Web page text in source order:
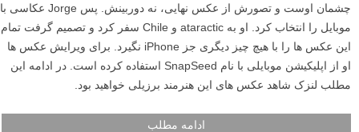
چشمان اوست و تصورش از عکس نهایی، نه دوربینش. پس Jorge عکاسی با
موبایل را انتخاب کرد. او به ataractic و Chile سفر کرد و تصمیم گرفت تمام
این عکس ها را با هیچ چیز دیگری جز iPhone نگیرد. برای ویرایش عکس ها
او از اپلیکیشن موبایلی با نام SnapSeed استفاده کرده است. در ادامه این
مطلب لنزک شاهد عکس های این هنرمند برزیلی خواهید بود.
ادامه مطلب